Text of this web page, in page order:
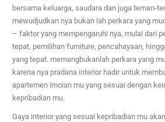
bersama keluarga, saudara dan juga teman-
mewudjudkan nya bukan lah perkara yang
– faktor yang mempengaruhi nya, mulai dari
tepat, pemilihan furniture, pencahayaan,
yang tepat. memangbukanlah perkara yang
karena nya pradana interior hadir untuk
apartemen imoian mu yang sesuai dengan
kepribadian mu.
Gaya interior yang sesuai kepribadian mu